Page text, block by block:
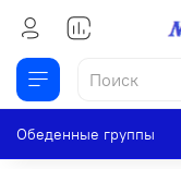
Обеденные группы